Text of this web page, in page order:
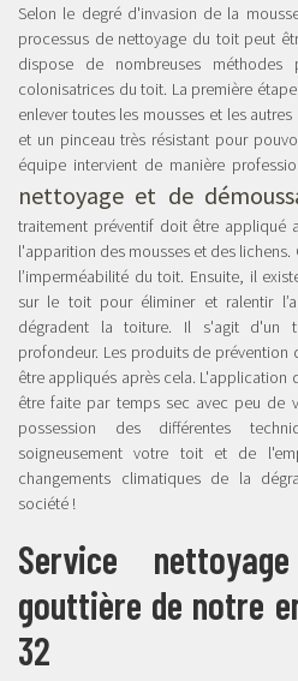
Selon le degré d'invasion de la
processus de nettoyage du toit peut
dispose de nombreuses méthodes
colonisatrices du toit. La première
enlever toutes les mousses et les
et un pinceau très résistant pour
équipe intervient de manière
nettoyage et de
traitement préventif doit être appliqué
l'apparition des mousses et des
l’imperméabilité du toit. Ensuite, il
sur le toit pour éliminer et ralentir
dégradent la toiture. Il s'agit d'un
profondeur. Les produits de prévention
être appliqués après cela.
être faite par temps sec avec peu de
possession des différentes
soigneusement votre toit et de
changements climatiques de la
société !
Service
gouttière de notre
32